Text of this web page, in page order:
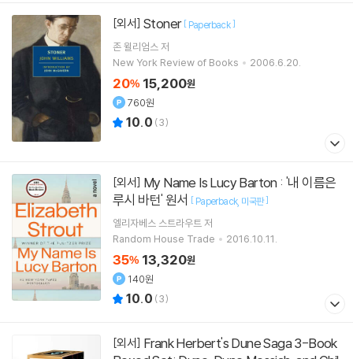
[외서] Stoner [ Paperback]
존 윌리엄스 저
New York Review of Books
2006.6.20.
20% 15,200원
760원
10.0 (3)
[외서]
루시 바턴' 원서 [ Paperback 미국판]
엘리자베스 스트라우트 저
Random House Trade
2016.10.11.
35% 13,320원
140원
10.0 (3)
[외서]